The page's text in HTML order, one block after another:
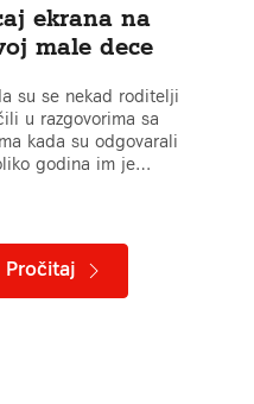
ekrana na
male dece
su se nekad roditelji
u razgovorima sa
kada su odgovarali
godina im je…
Pročitaj